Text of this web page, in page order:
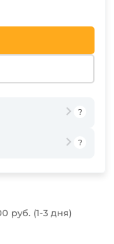
руб. (1-3 дня)